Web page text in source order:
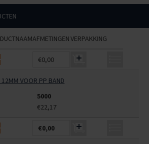
AFMETINGENVERPAKKING
€0,00
VOOR PP BAND
5000
€22,17
€0,00